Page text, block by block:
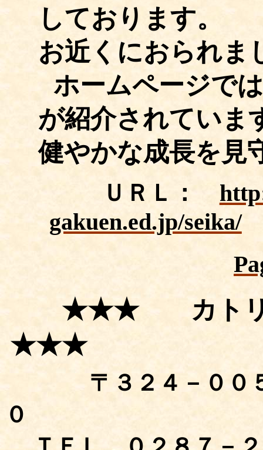
しております。
お近くにおられま
ホームページで
が紹介されていま
健やかな成長を見
ＵＲＬ：
gakuen.ed.jp/seika/
★★★ カトリ
★★★
〒３２４－０
０